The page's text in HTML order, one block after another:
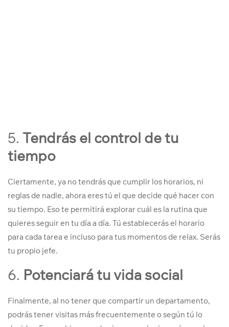
5. Tendrás el control de tu
tiempo
Ciertamente, ya no tendrás que cumplir los horarios, ni
reglas de nadie, ahora eres tú el que decide qué hacer con
su tiempo. Eso te permitirá explorar cuál es la rutina que
quieres seguir en tu día a día. Tú establecerás el horario
para cada tarea e incluso para tus momentos de relax. Serás
tu propio jefe.
6. Potenciará tu vida social
Finalmente, al no tener que compartir un departamento,
podrás tener visitas más frecuentemente o según tú lo